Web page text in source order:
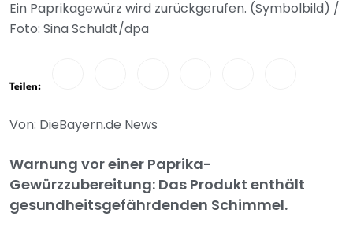
Ein Paprikagewürz wird zurückgerufen. (Symbolbild) /
Foto: Sina Schuldt/dpa
Teilen:
Von: DieBayern.de News
Warnung vor einer Paprika-
Gewürzzubereitung: Das Produkt enthält
gesundheitsgefährdenden Schimmel.